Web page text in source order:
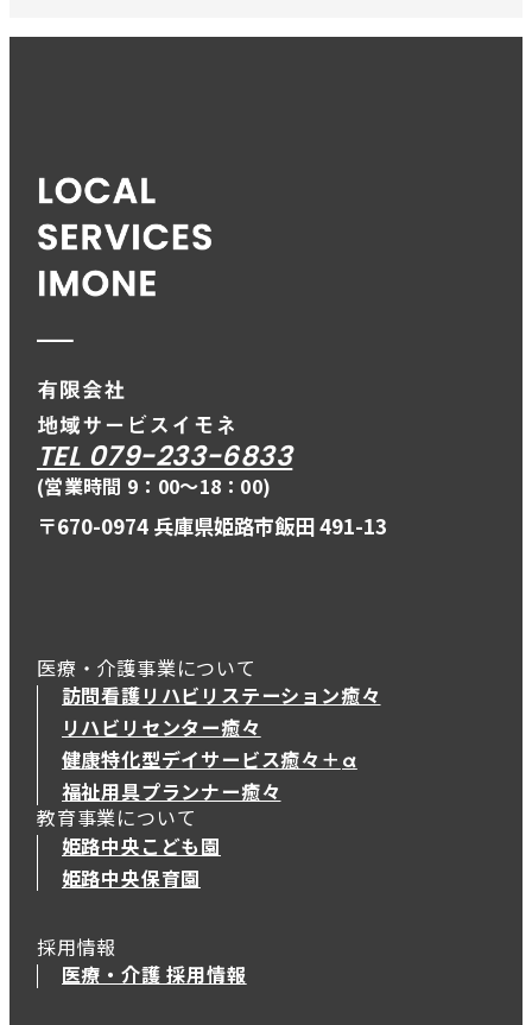
TEL 079-233-6833
(営業時間 9：00〜18：00)
〒670-0974 兵庫県姫路市飯田 491-13
医療・介護事業について
訪問看護リハビリステーション癒々
リハビリセンター癒々
健康特化型デイサービス癒々＋ α
健康特化型デイサービス癒々＋
福祉用具プランナー癒々
教育事業について
姫路中央こども園
姫路中央保育園
採用情報
医療・介護 採用情報